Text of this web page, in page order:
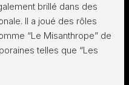
brillé dans des
Il a joué des rôles
“Le Misanthrope” de
telles que “Les